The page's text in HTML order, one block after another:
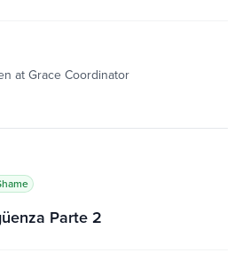
at Grace Coordinator
Parte 2